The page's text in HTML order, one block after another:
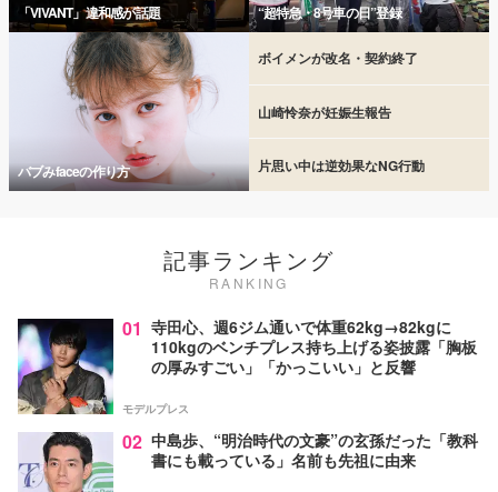
「VIVANT」違和感が話題 “超特急・8号車の日”登録
バブみfaceの作り方
ボイメンが改名・契約終了
山崎怜奈が妊娠生報告
片思い中は逆効果なNG行動
記事ランキング
RANKING
01 寺田心、週6ジム通いで体重62kg→82kgに
110kgのベンチプレス持ち上げる姿披露「胸板
の厚みすごい」「かっこいい」と反響
モデルプレス
02 中島歩、“明治時代の文豪”の玄孫だった「教科
書にも載っている」名前も先祖に由来